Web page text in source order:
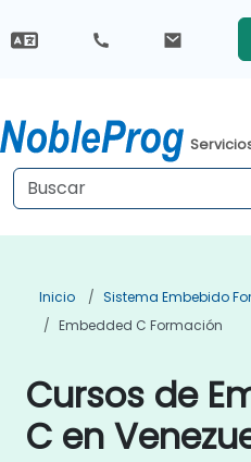
Inicio
Sistema Embebido
Embedded C Formación
Cursos de
C en